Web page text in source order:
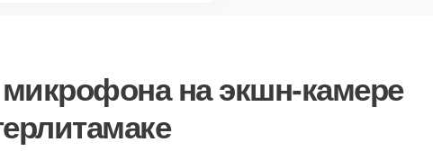
на экшн-камере